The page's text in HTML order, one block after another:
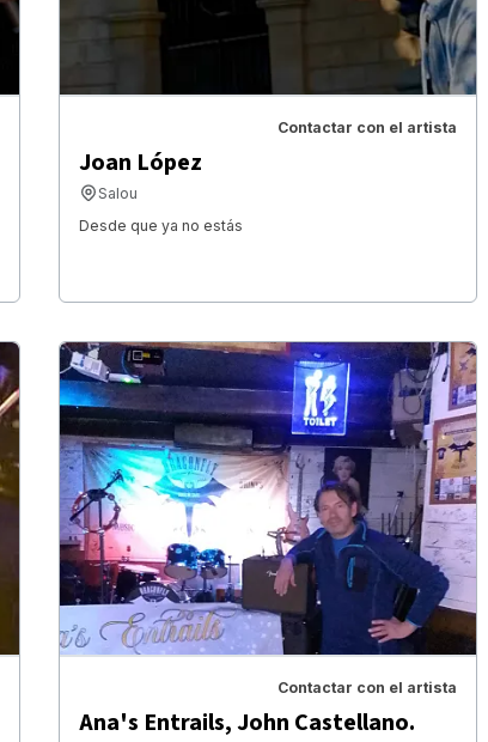
Contactar con el artista
Joan López
Salou
Desde que ya no estás
Contactar con el artista
Ana's Entrails, John Castellano.